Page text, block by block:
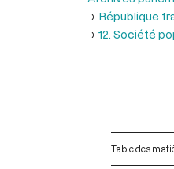
République
12. Société
Table des